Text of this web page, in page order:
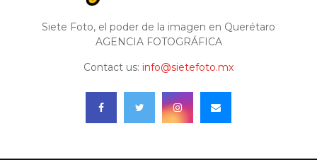
Siete Foto, el poder de la imagen en Querétaro
AGENCIA FOTOGRÁFICA
Contact us: info@sietefoto.mx